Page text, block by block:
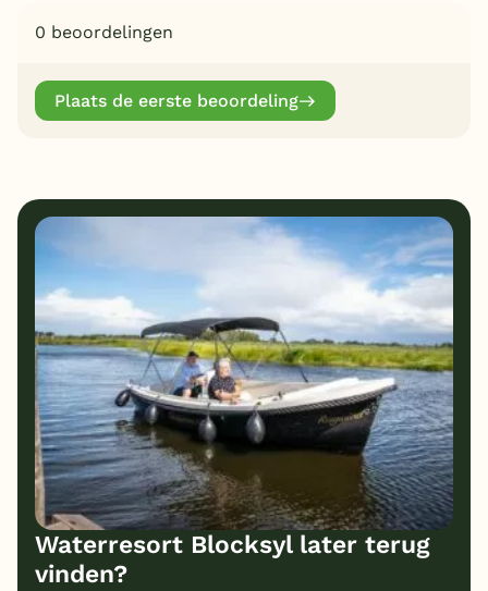
0 beoordelingen
Plaats de eerste beoordeling
Waterresort Blocksyl later terug
vinden?